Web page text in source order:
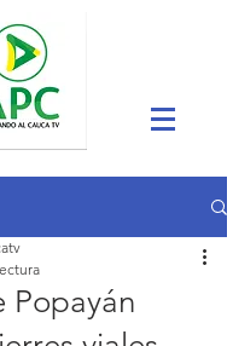
Popayán